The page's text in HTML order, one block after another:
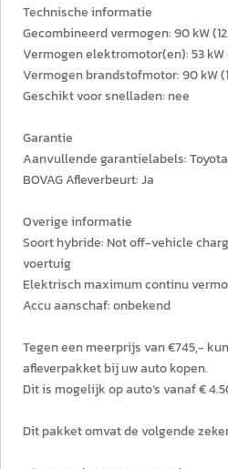
Technische informatie
Gecombineerd vermogen: 90 kW
Vermogen elektromotor(en): 53 kW
Vermogen brandstofmotor: 90 kW
Geschikt voor snelladen: nee
Garantie
Aanvullende garantielabels:
BOVAG Afleverbeurt: Ja
Overige informatie
Soort hybride: Not off-vehicle
voertuig
Elektrisch maximum continu
Accu aanschaf: onbekend
Tegen een meerprijs van €745,-
afleverpakket bij uw auto kopen.
Dit is mogelijk op auto’s vanaf €
Dit pakket omvat de volgende